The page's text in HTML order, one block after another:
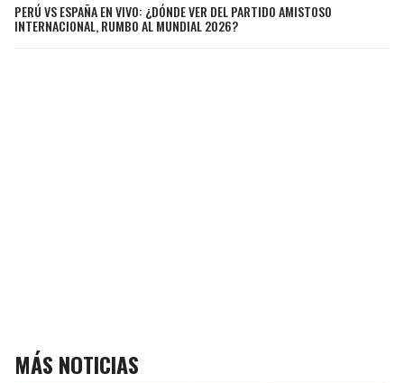
PERÚ VS ESPAÑA EN VIVO: ¿DÓNDE VER DEL PARTIDO AMISTOSO
INTERNACIONAL, RUMBO AL MUNDIAL 2026?
MÁS NOTICIAS